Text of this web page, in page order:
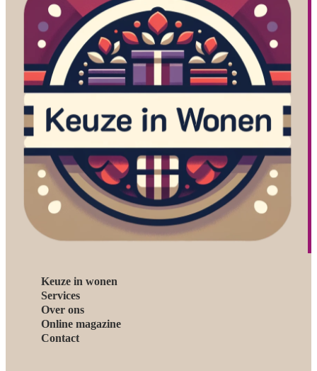
Keuze in wonen
Services
Over ons
Online magazine
Contact